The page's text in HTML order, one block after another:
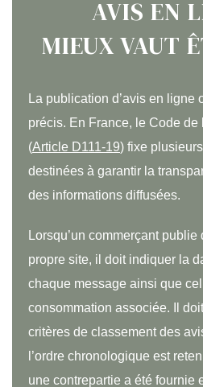
AVIS EN
MIEUX VAUT
La publication d’avis en ligne
précis. En France, le Code de
(Article D111-19) fixe
destinées à garantir la
des informations diffusées.
Lorsqu’un commerçant publie
propre site, il doit indiquer la
chaque message ainsi que
consommation associée. Il
critères de classement des
l’ordre chronologique est
une contrepartie a été fournie